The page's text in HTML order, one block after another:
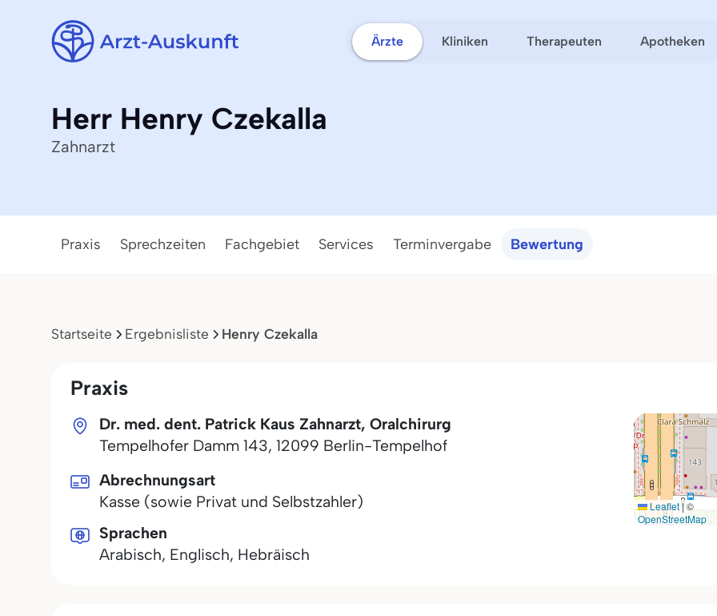
Ärzte Kliniken Therapeuten Apotheken
Herr Henry Czekalla
Zahnarzt
Praxis Sprechzeiten Fachgebiet Services Terminvergabe Bewertung
Startseite Ergebnisliste Henry Czekalla
Praxis
Dr. med. dent. Patrick Kaus Zahnarzt, Oralchirurg
Tempelhofer Damm 143, 12099 Berlin-Tempelhof
Leaflet|©
OpenStreetMap
Abrechnungsart
Kasse (sowie Privat und Selbstzahler)
Sprachen
Arabisch, Englisch, Hebräisch